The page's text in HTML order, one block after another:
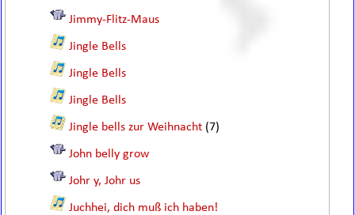
Jimmy-Flitz-Maus
Jingle Bells
Jingle Bells
Jingle Bells
Jingle bells zur Weihnacht (7)
John belly grow
Johr y, Johr us
Juchhei, dich muß ich haben!